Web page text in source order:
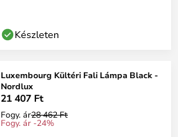
Készleten
Luxembourg Kültéri Fali Lámpa Black -
Nordlux
21 407 Ft
Fogy. ár28 462 Ft
Fogy. ár -24%